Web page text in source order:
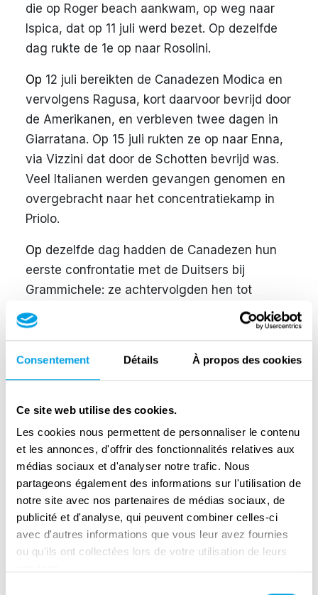
Consentement Détails À propos des cookies
Ce site web utilise des cookies.
Les cookies nous permettent de personnaliser le contenu
et les annonces, d'offrir des fonctionnalités relatives aux
médias sociaux et d'analyser notre trafic. Nous
partageons également des informations sur l'utilisation de
notre site avec nos partenaires de médias sociaux, de
publicité et d'analyse, qui peuvent combiner celles-ci
avec d'autres informations que vous leur avez fournies
ou qu'ils ont collectées lors de votre utilisation de leurs
die op Roger beach aankwam, op weg naar
Ispica, dat op 11 juli werd bezet. Op dezelfde
dag rukte de 1e op naar Rosolini.
Op 12 juli bereikten de Canadezen Modica en
vervolgens Ragusa, kort daarvoor bevrijd door
de Amerikanen, en verbleven twee dagen in
Giarratana. Op 15 juli rukten ze op naar Enna,
via Vizzini dat door de Schotten bevrijd was.
Veel Italianen werden gevangen genomen en
overgebracht naar het concentratiekamp in
Priolo.
Op dezelfde dag hadden de Canadezen hun
eerste confrontatie met de Duitsers bij
Grammichele: ze achtervolgden hen tot
Caltagirone, waar ze op 16 juli binnenkwamen.
Opde 17de arriveerden ze bij Piazza Armerina
en Mirabella Imbaccari; op de 18de bij
Grottacalda en Valguarnera; en op de 20ste
Op de 21ste viel de II brigade Leonforte aan,
bouwde de eerste Bailey brug op Italiaanse
bodem over Highway 121 en slaagde erin de
stad op de 22ste te veroveren.
Onder tussennam de I brigade Assoro in. Op